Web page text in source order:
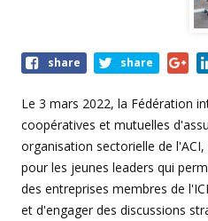
Share
event
share share
Le 3 mars 2022, la Fédération
coopératives et mutuelles
organisation sectorielle de
pour les jeunes leaders qui
des entreprises membres de
et d'engager des discussions